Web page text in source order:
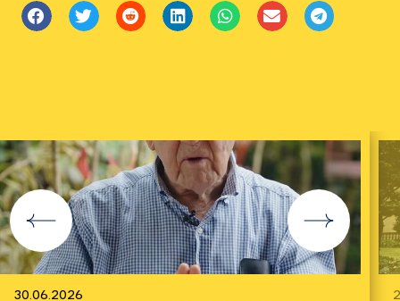
30.06.2026